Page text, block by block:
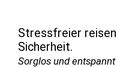
Stressfreier
Sicherheit.
Sorglos und